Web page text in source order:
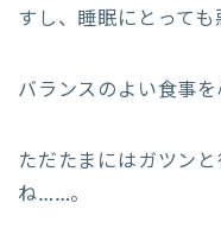
すし、睡眠にとっても
バランスのよい食事を
ただたまにはガツン
ね……。